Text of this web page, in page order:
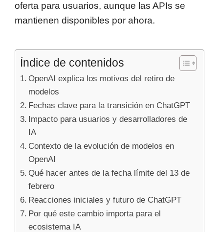
oferta para usuarios, aunque las APIs se
mantienen disponibles por ahora.
Índice de contenidos
OpenAI explica los motivos del retiro de
modelos
Fechas clave para la transición en ChatGPT
Impacto para usuarios y desarrolladores de
IA
Contexto de la evolución de modelos en
OpenAI
Qué hacer antes de la fecha límite del 13 de
febrero
Reacciones iniciales y futuro de ChatGPT
Por qué este cambio importa para el
ecosistema IA